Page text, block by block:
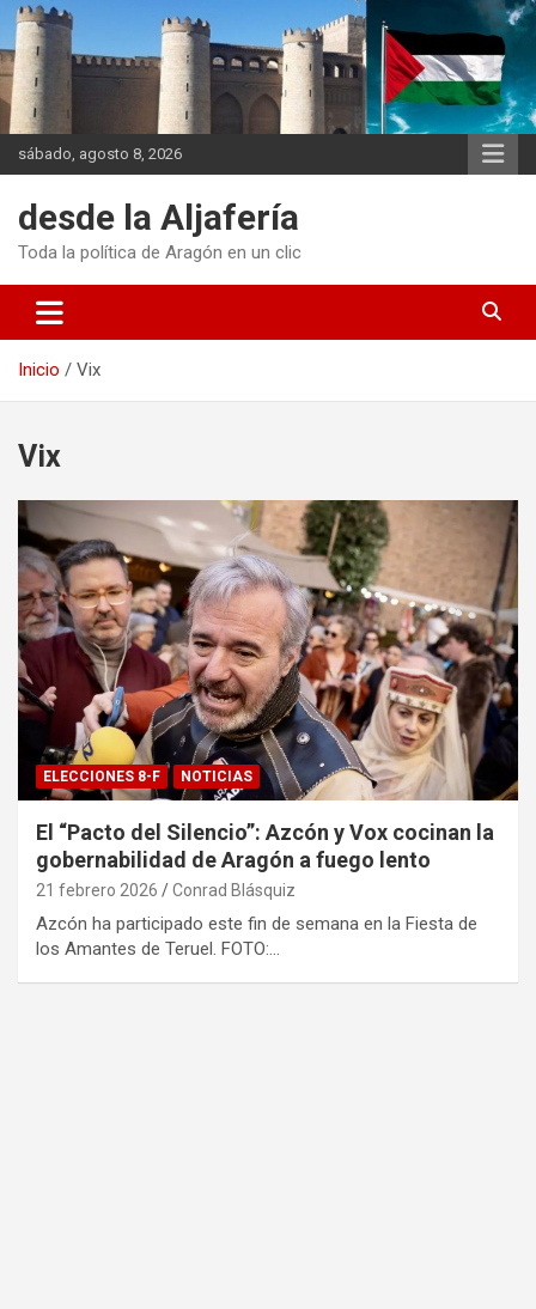
Saltar
contenido
sábado, agosto 8, 2026
desde la Aljafería
Toda la política de Aragón en un clic
Inicio Vix
Vix
ELECCIONES 8-F NOTICIAS
El “Pacto del Silencio”: Azcón y Vox cocinan la
gobernabilidad de Aragón a fuego lento
21 febrero 2026 Conrad Blásquiz
Azcón ha participado este fin de semana en la Fiesta de
los Amantes de Teruel. FOTO:…